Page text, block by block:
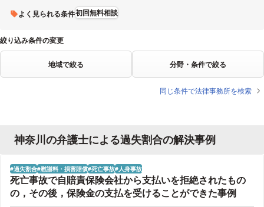
よく見られる条件初回無料相談
絞り込み条件の変更
地域で絞る 分野・条件で絞る
同じ条件で法律事務所を検索
神奈川の弁護士による過失割合の解決事例
過失割合 慰謝料・損害賠償 死亡事故 人身事故
死亡事故で自賠責保険会社から支払いを拒絶されたもの
の，その後，保険金の支払を受けることができた事例